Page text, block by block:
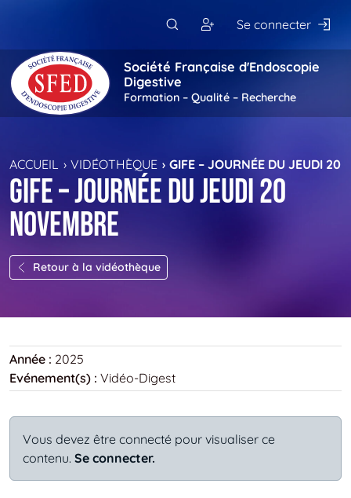
Se connecter
Société Française d'Endoscopie
Digestive
Formation – Qualité – Recherche
ACCUEIL VIDÉOTHÈQUE GIFE – JOURNÉE DU JEUDI 20
GIFE – Journée du jeudi 20
novembre
Retour à la vidéothèque
Année : 2025
Evénement(s) : Vidéo-Digest
Vous devez être connecté pour visualiser ce
contenu. Se connecter.